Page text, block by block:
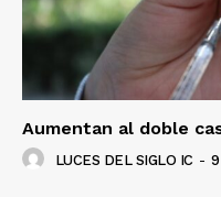
Aumentan al doble
LUCES DEL SIGLO IC -